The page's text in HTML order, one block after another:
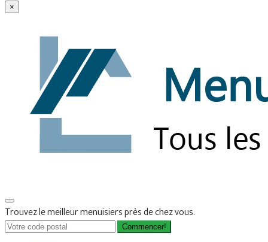
×
Trouvez le meilleur menuisiers près de chez vous.
Commencer!